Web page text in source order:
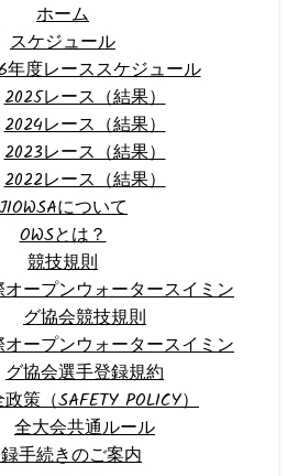
ホーム
スケジュール
年度レーススケジュール
2025レース（結果）
2024レース（結果）
2023レース（結果）
2022レース（結果）
について
OWSとは？
競技規則
ープンウォータースイミン
グ協会競技規則
ープンウォータースイミン
グ協会選手登録規約
策（SAFETY POLICY）
全大会共通ルール
手続きのご案内